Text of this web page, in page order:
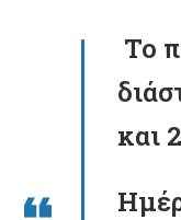
Το
και